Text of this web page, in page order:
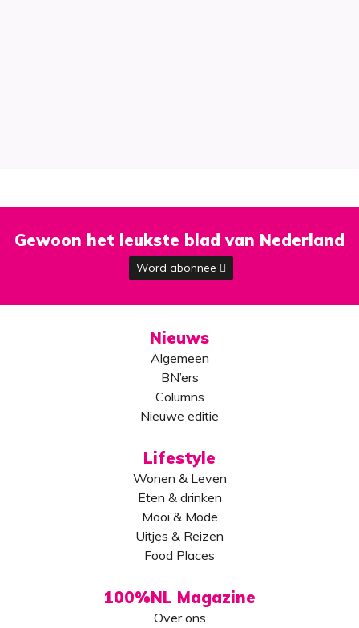
Gewoon het leukste blad van Nederland
Word abonnee
Nieuws
Algemeen
BN’ers
Columns
Nieuwe editie
Lifestyle
Wonen & Leven
Eten & drinken
Mooi & Mode
Uitjes & Reizen
Food Places
100%NL Magazine
Over ons